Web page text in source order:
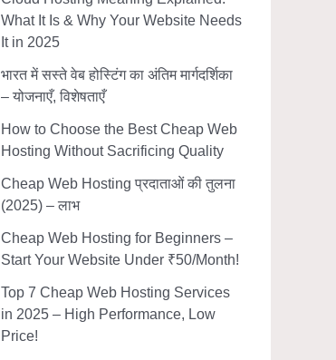
What It Is & Why Your Website Needs
It in 2025
भारत में सस्ते वेब होस्टिंग का अंतिम मार्गदर्शिका
– योजनाएँ, विशेषताएँ
How to Choose the Best Cheap Web
Hosting Without Sacrificing Quality
Cheap Web Hosting प्रदाताओं की तुलना
(2025) – लाभ
Cheap Web Hosting for Beginners –
Start Your Website Under ₹50/Month!
Top 7 Cheap Web Hosting Services
in 2025 – High Performance, Low
Price!